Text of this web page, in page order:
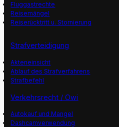
Fluggastrechte
Reisemängel
Reiserücktritt u. Stornierung
Strafverteidigung
Akteneinsicht
Ablauf des Strafverfahrens
Strafbefehl
Verkehrsrecht / Owi
Autokauf und Mangel
Dashcamverwendung